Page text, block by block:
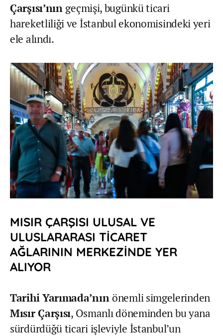
Çarşısı’nın geçmişi, bugünkü ticari
hareketliliği ve İstanbul ekonomisindeki yeri
ele alındı.
MISIR ÇARŞISI ULUSAL VE
ULUSLARARASI TİCARET
AĞLARININ MERKEZİNDE YER
ALIYOR
Tarihi Yarımada’nınönemli simgelerinden
Mısır Çarşısı, Osmanlı döneminden bu yana
sürdürdüğü ticari işleviyle İstanbul’un